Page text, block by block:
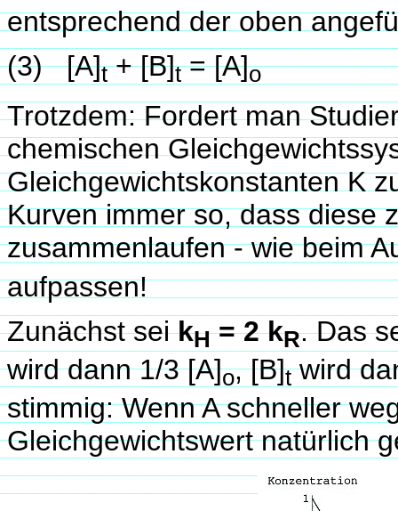
entsprechend der oben
(3) [A]t+ [B]t= [A]o
Trotzdem: Fordert man
chemischen
Gleichgewichtskonstanten K
Kurven immer so, dass diese
zusammenlaufen - wie beim
aufpassen!
Zunächst seikH= 2 kR. Das
wird dann 1/3 [A]o, [B]twird
stimmig: Wenn A schneller
Gleichgewichtswert natürlich